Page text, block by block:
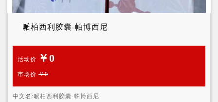
哌柏西利胶囊-帕博西尼
活动价 ￥0
市场价 ￥0
中文名:哌柏西利胶囊-帕博西尼